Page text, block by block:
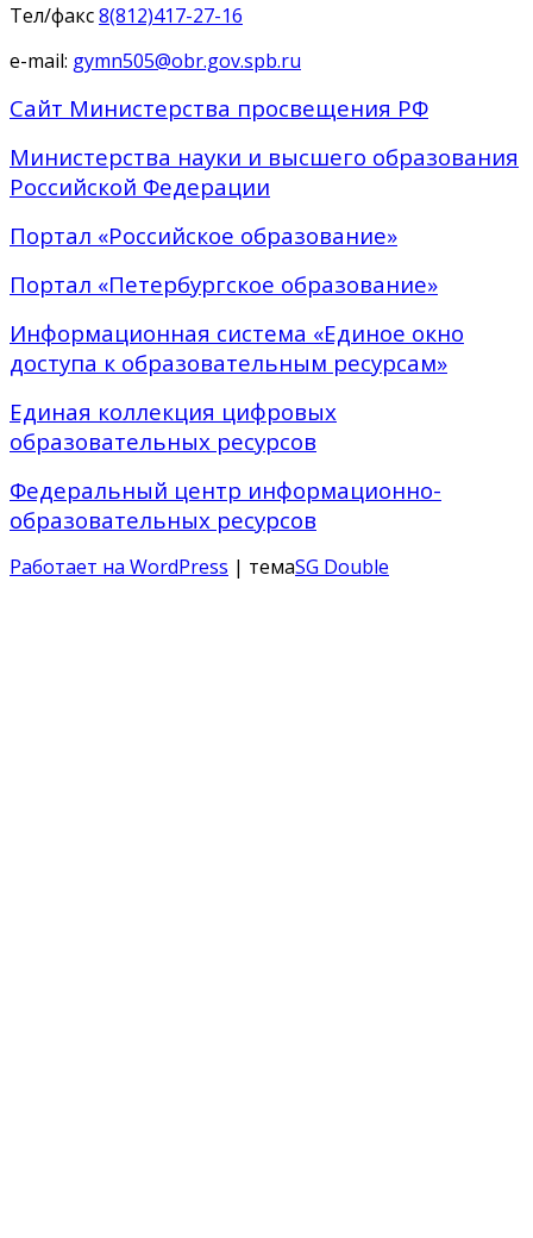
Тел/факс8(812)417-27-16
e-mail: gymn505@obr.gov.spb.ru
Сайт Министерства просвещения РФ
Министерства науки и высшего образования
Российской Федерации
Портал «Российское образование»
Портал «Петербургское образование»
Информационная система «Единое окно
доступа к образовательным ресурсам»
Единая коллекция цифровых
образовательных ресурсов
Федеральный центр информационно-
образовательных ресурсов
Работает на WordPress | темаSG Double